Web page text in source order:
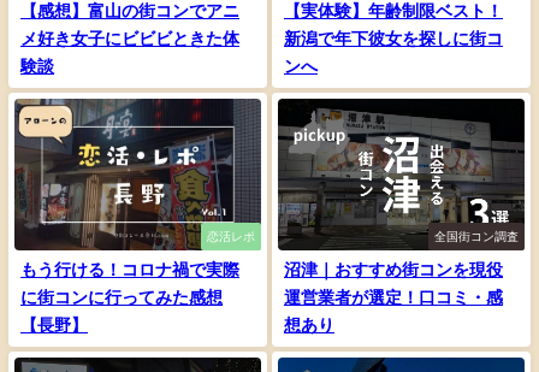
【感想】富山の街コンでアニ
メ好き女子にビビビときた体
験談
【実体験】年齢制限ベスト！
新潟で年下彼女を探しに街コ
ンへ
恋活レポ
もう行ける！コロナ禍で実際
に街コンに行ってみた感想
【長野】
全国街コン調査
沼津｜おすすめ街コンを現役
運営業者が選定！口コミ・感
想あり